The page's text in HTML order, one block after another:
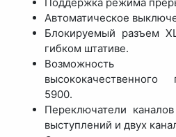
Автоматическое
Блокируемый разъем
гибком штативе.
Возможность
высококачественного
5900.
Переключатели
выступлений и двух